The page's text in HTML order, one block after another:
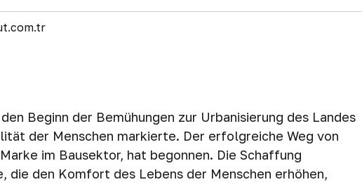
Beginn der Bemühungen zur Urbanisierung des Landes
der Menschen markierte. Der erfolgreiche Weg von
im Bausektor, hat begonnen. Die Schaffung
den Komfort des Lebens der Menschen erhöhen,